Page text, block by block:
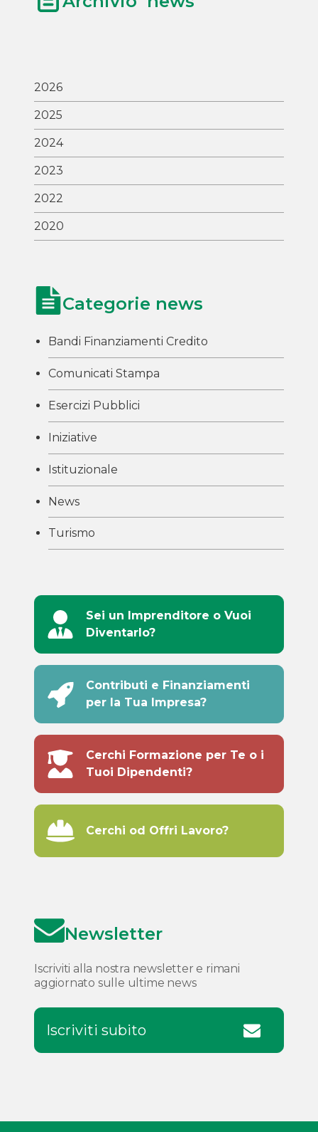
2026
2025
2024
2023
2022
2020
Categorie news
Bandi Finanziamenti Credito
Comunicati Stampa
Esercizi Pubblici
Iniziative
Istituzionale
News
Turismo
Sei un Imprenditore o Vuoi
Diventarlo?
Contributi e Finanziamenti
per la Tua Impresa?
Cerchi Formazione per Te o i
Tuoi Dipendenti?
Cerchi od Offri Lavoro?
Newsletter
Iscriviti alla nostra newsletter e rimani
aggiornato sulle ultime news
Iscriviti subito